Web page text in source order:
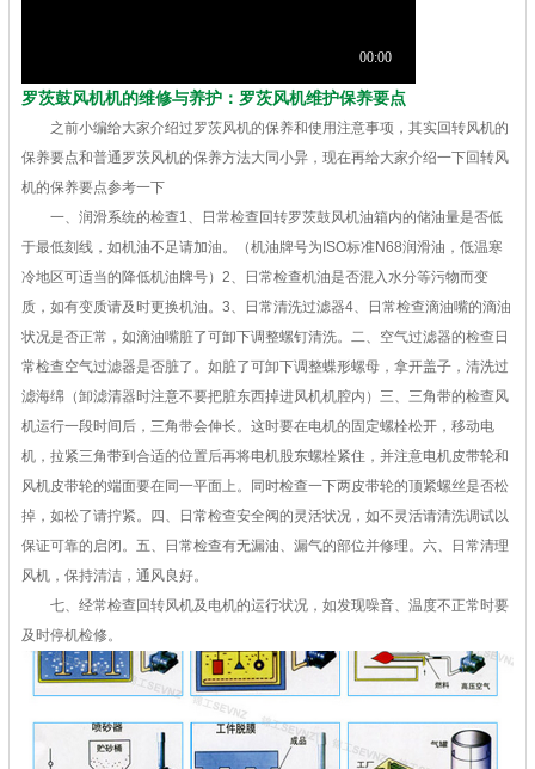
罗茨鼓风机机的维修与养护：罗茨风机维护保养要点
之前小编给大家介绍过罗茨风机的保养和使用注意事项，其实回转风机的
保养要点和普通罗茨风机的保养方法大同小异，现在再给大家介绍一下回转风
机的保养要点参考一下
一、润滑系统的检查1、日常检查回转罗茨鼓风机油箱内的储油量是否低
于最低刻线，如机油不足请加油。（机油牌号为ISO标准N68润滑油，低温寒
冷地区可适当的降低机油牌号）2、日常检查机油是否混入水分等污物而变
质，如有变质请及时更换机油。3、日常清洗过滤器4、日常检查滴油嘴的滴油
状况是否正常，如滴油嘴脏了可卸下调整螺钉清洗。二、空气过滤器的检查日
常检查空气过滤器是否脏了。如脏了可卸下调整蝶形螺母，拿开盖子，清洗过
滤海绵（卸滤清器时注意不要把脏东西掉进风机机腔内）三、三角带的检查风
机运行一段时间后，三角带会伸长。这时要在电机的固定螺栓松开，移动电
机，拉紧三角带到合适的位置后再将电机股东螺栓紧住，并注意电机皮带轮和
风机皮带轮的端面要在同一平面上。同时检查一下两皮带轮的顶紧螺丝是否松
掉，如松了请拧紧。四、日常检查安全阀的灵活状况，如不灵活请清洗调试以
保证可靠的启闭。五、日常检查有无漏油、漏气的部位并修理。六、日常清理
风机，保持清洁，通风良好。
七、经常检查回转风机及电机的运行状况，如发现噪音、温度不正常时要
及时停机检修。